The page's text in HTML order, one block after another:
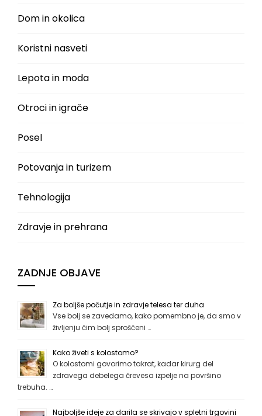
Dom in okolica
Koristni nasveti
Lepota in moda
Otroci in igrače
Posel
Potovanja in turizem
Tehnologija
Zdravje in prehrana
ZADNJE OBJAVE
Za boljše počutje in zdravje telesa ter duha
Vse bolj se zavedamo, kako pomembno je, da smo v
življenju čim bolj sproščeni …
Kako živeti s kolostomo?
O kolostomi govorimo takrat, kadar kirurg del
zdravega debelega črevesa izpelje na površino
trebuha. …
Najboljše ideje za darila se skrivajo v spletni trgovini